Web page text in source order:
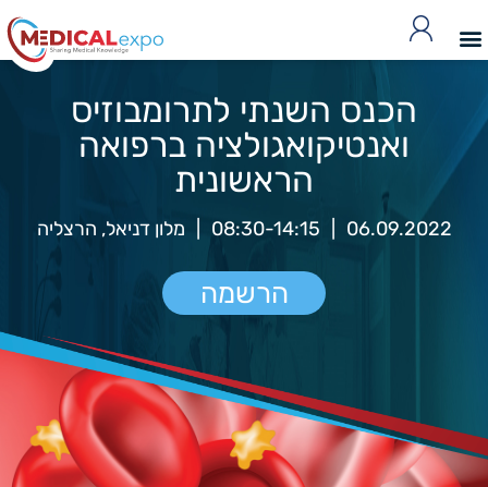
הכנס השנתי לתרומבוזיס
ואנטיקואגולציה ברפואה
הראשונית
06.09.2022
08:30-14:15 מלון דניאל, הרצליה
הרשמה